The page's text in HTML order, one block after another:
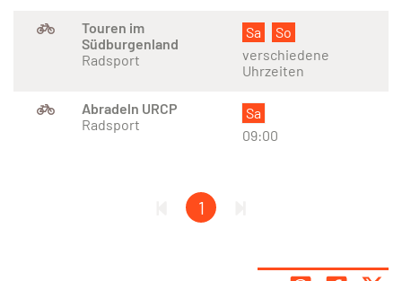
Touren im
Südburgenland
Radsport
Sa
So
verschiedene
Uhrzeiten
Abradeln URCP
Radsport
Sa
09:00
1